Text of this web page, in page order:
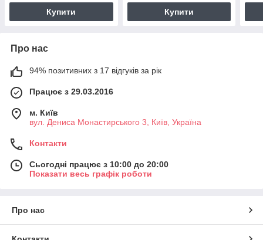
Купити Купити
Про нас
94% позитивних з 17 відгуків за рік
Працює з 29.03.2016
м. Київ
вул. Дениса Монастирського 3, Київ, Україна
Контакти
Сьогодні працює з 10:00 до 20:00
Показати весь графік роботи
Про нас